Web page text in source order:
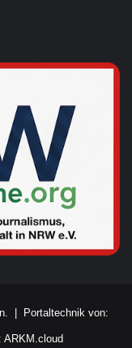
| Portaltechnik von:
ARKM.cloud